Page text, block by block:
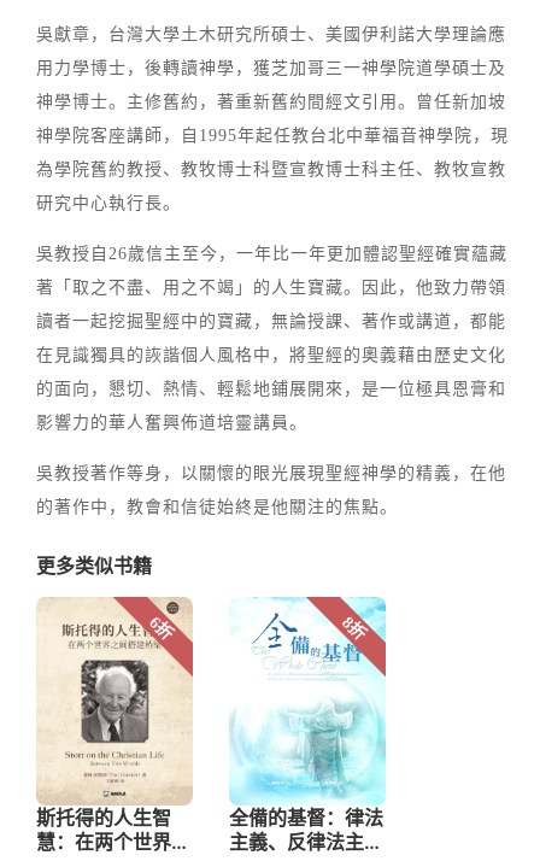
吳獻章，台灣大學土木研究所碩士、美國伊利諾大學理論應
用力學博士，後轉讀神學，獲芝加哥三一神學院道學碩士及
神學博士。主修舊約，著重新舊約間經文引用。曾任新加坡
神學院客座講師，自1995年起任教台北中華福音神學院，現
為學院舊約教授、教牧博士科暨宣教博士科主任、教牧宣教
研究中心執行長。
吳教授自26歲信主至今，一年比一年更加體認聖經確實蘊藏
著「取之不盡、用之不竭」的人生寶藏。因此，他致力帶領
讀者一起挖掘聖經中的寶藏，無論授課、著作或講道，都能
在見識獨具的詼諧個人風格中，將聖經的奧義藉由歷史文化
的面向，懇切、熱情、輕鬆地鋪展開來，是一位極具恩膏和
影響力的華人奮興佈道培靈講員。
吳教授著作等身，以關懷的眼光展現聖經神學的精義，在他
的著作中，教會和信徒始終是他關注的焦點。
更多类似书籍